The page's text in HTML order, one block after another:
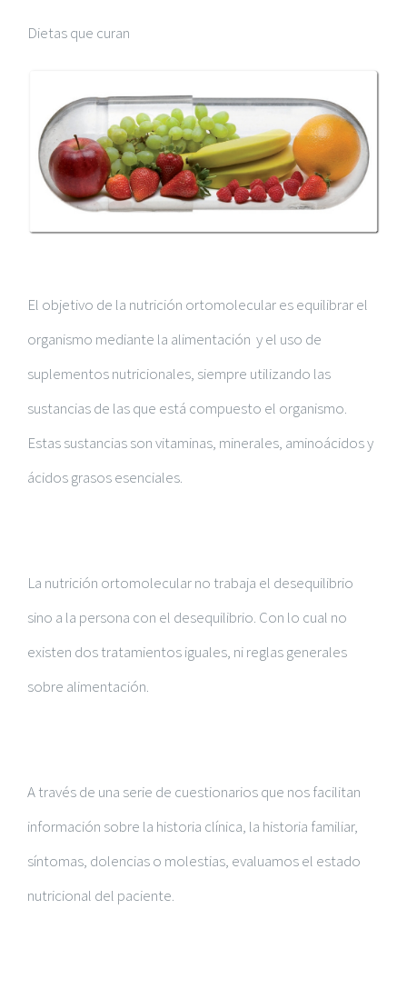
Dietas que curan
El objetivo de la nutrición ortomolecular es equilibrar el
organismo mediante la alimentación y el uso de
suplementos nutricionales, siempre utilizando las
sustancias de las que está compuesto el organismo.
Estas sustancias son vitaminas, minerales, aminoácidos y
ácidos grasos esenciales.
La nutrición ortomolecular no trabaja el desequilibrio
sino a la persona con el desequilibrio. Con lo cual no
existen dos tratamientos iguales, ni reglas generales
sobre alimentación.
A través de una serie de cuestionarios que nos facilitan
información sobre la historia clínica, la historia familiar,
síntomas, dolencias o molestias, evaluamos el estado
nutricional del paciente.